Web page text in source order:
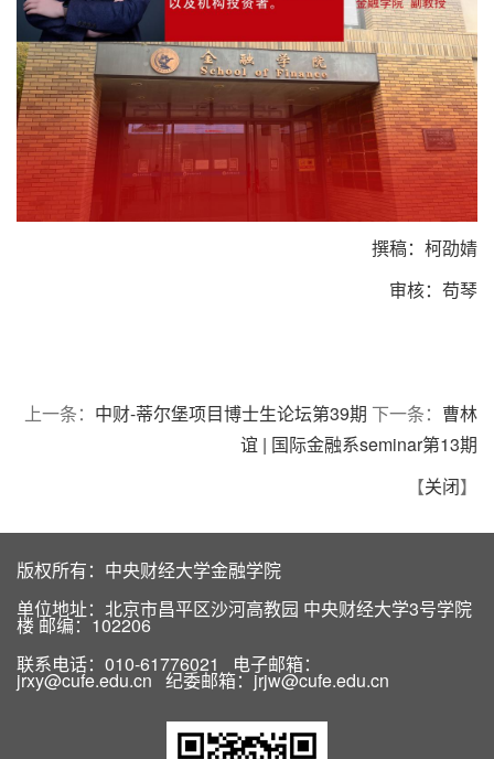
撰稿：柯劭婧
审核：苟琴
上一条： 中财-蒂尔堡项目博士生论坛第39期 下一条： 曹林
谊 | 国际金融系seminar第13期
【关闭】
版权所有：中央财经大学金融学院
单位地址：北京市昌平区沙河高教园 中央财经大学3号学院
楼 邮编：102206
联系电话：010-61776021 电子邮箱：
jrxy@cufe.edu.cn 纪委邮箱：jrjw@cufe.edu.cn